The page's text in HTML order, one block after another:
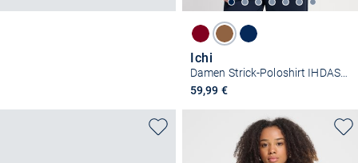
Ichi
Damen Strick-Poloshirt IHDASILA
59,99 €